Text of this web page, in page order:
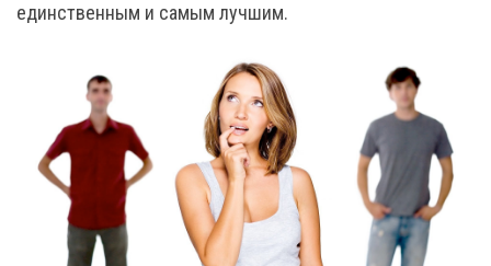
единственным и самым лучшим.